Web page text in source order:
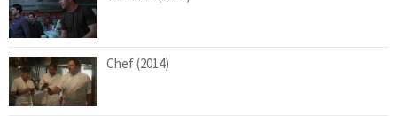
Chef (2014)